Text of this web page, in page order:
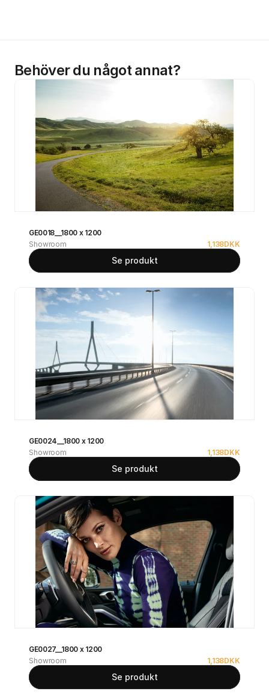
Behöver du något annat?
GE0018__1800 x 1200
Showroom
1,138DKK
Se produkt
GE0024__1800 x 1200
Showroom
1,138DKK
Se produkt
GE0027__1800 x 1200
Showroom
1,138DKK
Se produkt